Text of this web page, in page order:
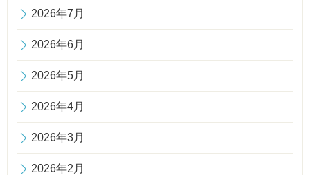
2026年7月
2026年6月
2026年5月
2026年4月
2026年3月
2026年2月